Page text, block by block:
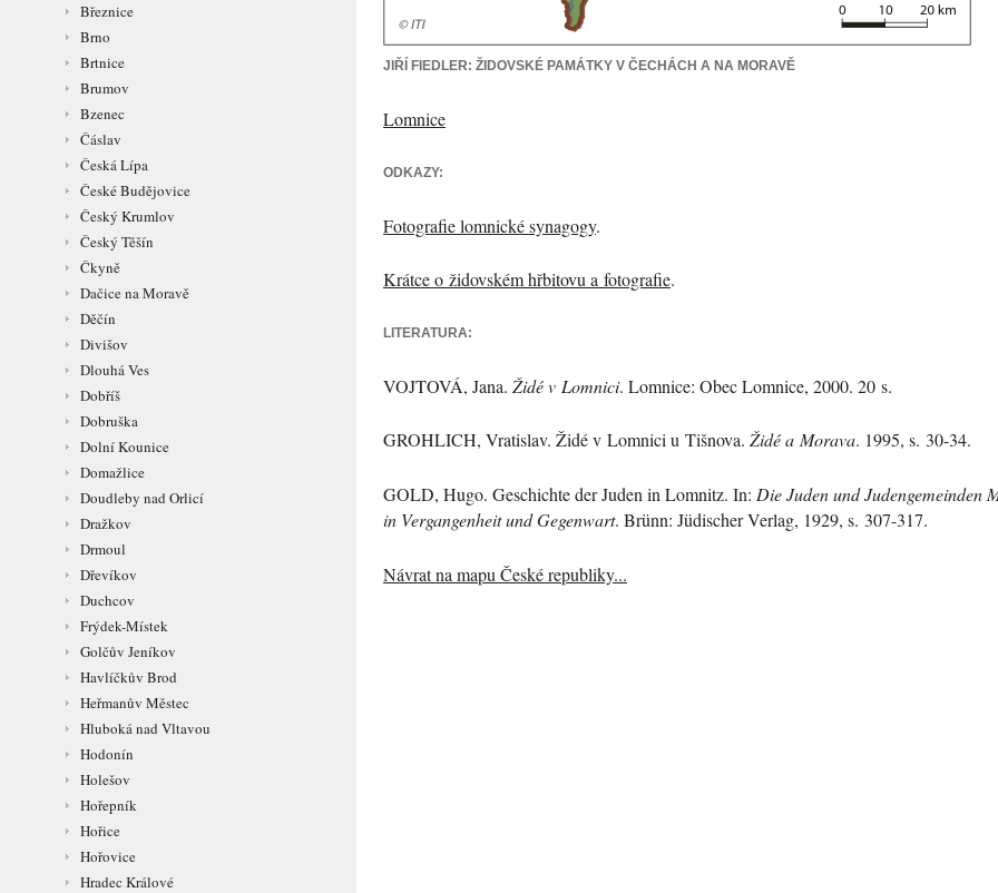
Březnice
Brno
Brtnice
Brumov
Bzenec
Čáslav
Česká Lípa
České Budějovice
Český Krumlov
Český Těšín
Čkyně
Dačice na Moravě
Děčín
Divišov
Dlouhá Ves
Dobříš
Dobruška
Dolní Kounice
Domažlice
Doudleby nad Orlicí
Dražkov
Drmoul
Dřevíkov
Duchcov
Frýdek-Místek
Golčův Jeníkov
Havlíčkův Brod
Heřmanův Městec
Hluboká nad Vltavou
Hodonín
Holešov
Hořepník
Hořice
Hořovice
Hradec Králové
JIŘÍ FIEDLER: ŽIDOVSKÉ PAMÁTKY V ČECHÁCH A NA MORAVĚ
Lomnice
ODKAZY:
Fotografie lomnické synagogy.
Krátce o židovském hřbitovu a fotografie.
LITERATURA:
VOJTOVÁ, Jana. Židé v Lomnici. Lomnice: Obec Lomnice, 2000. 20 s.
GROHLICH, Vratislav. Židé v Lomnici u Tišnova. Židé a Morava. 1995, s. 30-34.
GOLD, Hugo. Geschichte der Juden in Lomnitz. In: Die Juden und Judengemeinden
in Vergangenheit und Gegenwart. Brünn: Jüdischer Verlag, 1929, s. 307-317.
Návrat na mapu České republiky...